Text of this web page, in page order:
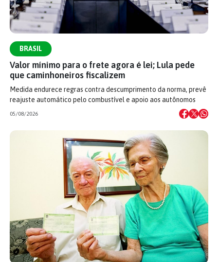
BRASIL
Valor mínimo para o frete agora é lei; Lula pede
que caminhoneiros fiscalizem
Medida endurece regras contra descumprimento da norma, prevê
reajuste automático pelo combustível e apoio aos autônomos
05/08/2026